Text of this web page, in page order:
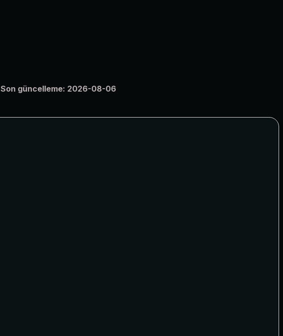
Son güncelleme: 2026-08-06